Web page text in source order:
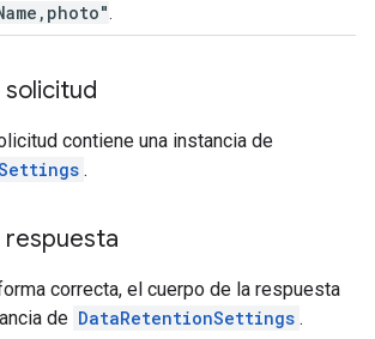
contiene una instancia de
.
respuesta
correcta, el cuerpo de la respuesta
de DataRetentionSettings .